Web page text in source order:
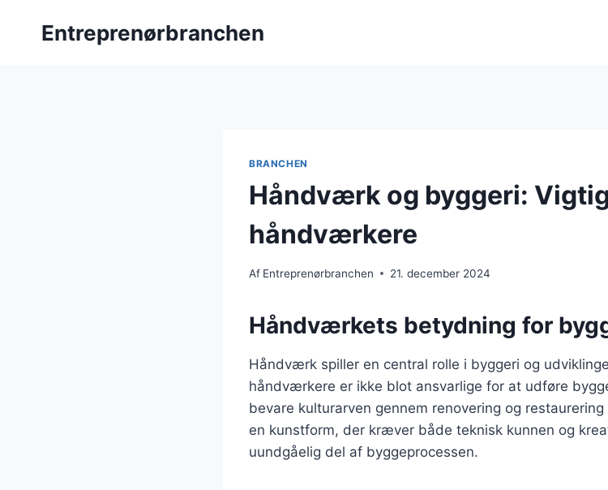
Entreprenørbranchen
BRANCHEN
Håndværk og byggeri:
håndværkere
Af Entreprenørbranchen 21. december 2024
Håndværkets betydning for
Håndværk spiller en central rolle i byggeri og
håndværkere er ikke blot ansvarlige for at udføre
bevare kulturarven gennem renovering og
en kunstform, der kræver både teknisk kunnen og
uundgåelig del af byggeprocessen.